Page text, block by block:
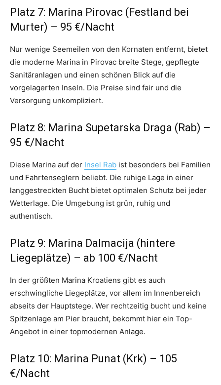
Platz 7: Marina Pirovac (Festland bei
Murter) – 95 €/Nacht
Nur wenige Seemeilen von den Kornaten entfernt, bietet
die moderne Marina in Pirovac breite Stege, gepflegte
Sanitäranlagen und einen schönen Blick auf die
vorgelagerten Inseln. Die Preise sind fair und die
Versorgung unkompliziert.
Platz 8: Marina Supetarska Draga (Rab) –
95 €/Nacht
Diese Marina auf der Insel Rab ist besonders bei Familien
und Fahrtenseglern beliebt. Die ruhige Lage in einer
langgestreckten Bucht bietet optimalen Schutz bei jeder
Wetterlage. Die Umgebung ist grün, ruhig und
authentisch.
Platz 9: Marina Dalmacija (hintere
Liegeplätze) – ab 100 €/Nacht
In der größten Marina Kroatiens gibt es auch
erschwingliche Liegeplätze, vor allem im Innenbereich
abseits der Hauptstege. Wer rechtzeitig bucht und keine
Spitzenlage am Pier braucht, bekommt hier ein Top-
Angebot in einer topmodernen Anlage.
Platz 10: Marina Punat (Krk) – 105
€/Nacht